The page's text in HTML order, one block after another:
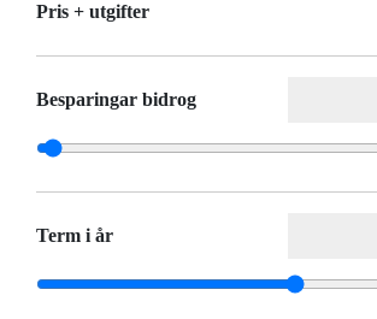
Pris + utgifter
Besparingar bidrog
Term i år